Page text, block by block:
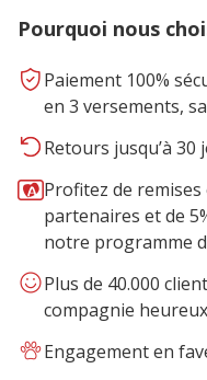
Pourquoi nous
Paiement 100%
en 3 versements,
Retours jusqu’à 30
Profitez de
partenaires et de
notre programme
Plus de 40.000
compagnie
Engagement en